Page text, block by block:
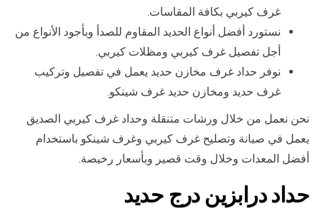
غرف كيربي بكافة المقاسات.
نستورد أفضل أنواع الحديد المقاوم للصدأ وبأجود الأنواع من
أجل تفصيل غرف كيربي ومظلات كيربي.
نوفر حداد غرف مخازن حديد يعمل في تفصيل وتركيب
غرف حديد ومخازن حديد غرف شينكو.
نحن نعمل من خلال ورشات متنقلة وحداد غرف كيربي الصديق
يعمل في صيانة وتصليح غرف كيربي وغرف شينكو باستخدام
أفضل المعدات وخلال وقت قصير وبأسعار رخيصة.
حداد درابزين درج حديد